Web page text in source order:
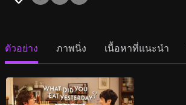
ตัวอย่าง ภาพนิ่ง เนื้อหาที่แนะนำ